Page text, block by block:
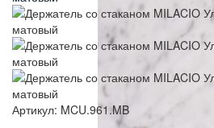
Артикул: MCU.961.MB